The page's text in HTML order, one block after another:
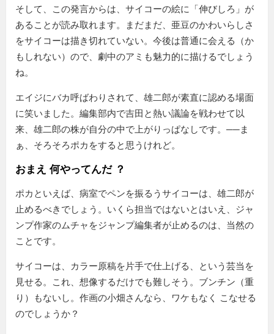
そして、この発言からは、サイコーの絵に「伸びしろ」が
あることが読み取れます。まだまだ、亜豆のかわいらしさ
をサイコーは描き切れていない。今後は普通に会える（か
もしれない）ので、劇中のアミも魅力的に描けるでしょう
ね。
エイジにバカ呼ばわりされて、雄二郎が素直に認める場面
に笑いました。編集部内で吉田と熱い議論を戦わせて以
来、雄二郎の株が自分の中で上がりっぱなしです。──ま
ぁ、そろそろポカをすると思うけれど。
おまえ 何やってんだ ？
ポカといえば、病室でペンを振るうサイコーは、雄二郎が
止めるべきでしょう。いくら担当ではないとはいえ、ジャ
ンプ作家のムチャをジャンプ編集者が止めるのは、当然の
ことです。
サイコーは、カラー原稿を片手で仕上げる、という芸当を
見せる。これ、想像するだけでも難しそう。ブンチン（重
り）もないし。作画の小畑さんなら、ワケもなく こなせる
のでしょうか？